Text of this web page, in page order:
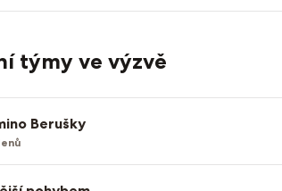
týmy ve výzvě
Berušky